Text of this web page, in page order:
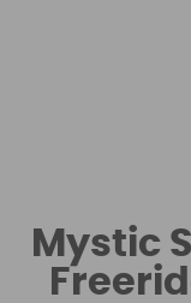
Mystic